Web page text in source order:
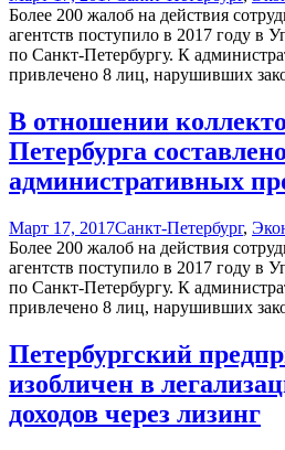
Более 200 жалоб на действия
агентств поступило в 2017 году в
по Санкт-Петербургу. К
привлечено 8 лиц, нарушивших
В отношении
Петербурга
административных
Март 17, 2017Санкт-Петербург,
Более 200 жалоб на действия
агентств поступило в 2017 году в
по Санкт-Петербургу. К
привлечено 8 лиц, нарушивших
Петербургский
изобличен в
доходов через лизинг